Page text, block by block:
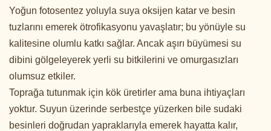
Yoğun fotosentez yoluyla suya oksijen katar ve besin
tuzlarını emerek ötrofikasyonu yavaşlatır; bu yönüyle su
kalitesine olumlu katkı sağlar. Ancak aşırı büyümesi su
dibini gölgeleyerek yerli su bitkilerini ve omurgasızları
olumsuz etkiler.
Toprağa tutunmak için kök üretirler ama buna ihtiyaçları
yoktur. Suyun üzerinde serbestçe yüzerken bile sudaki
besinleri doğrudan yapraklarıyla emerek hayatta kalır,